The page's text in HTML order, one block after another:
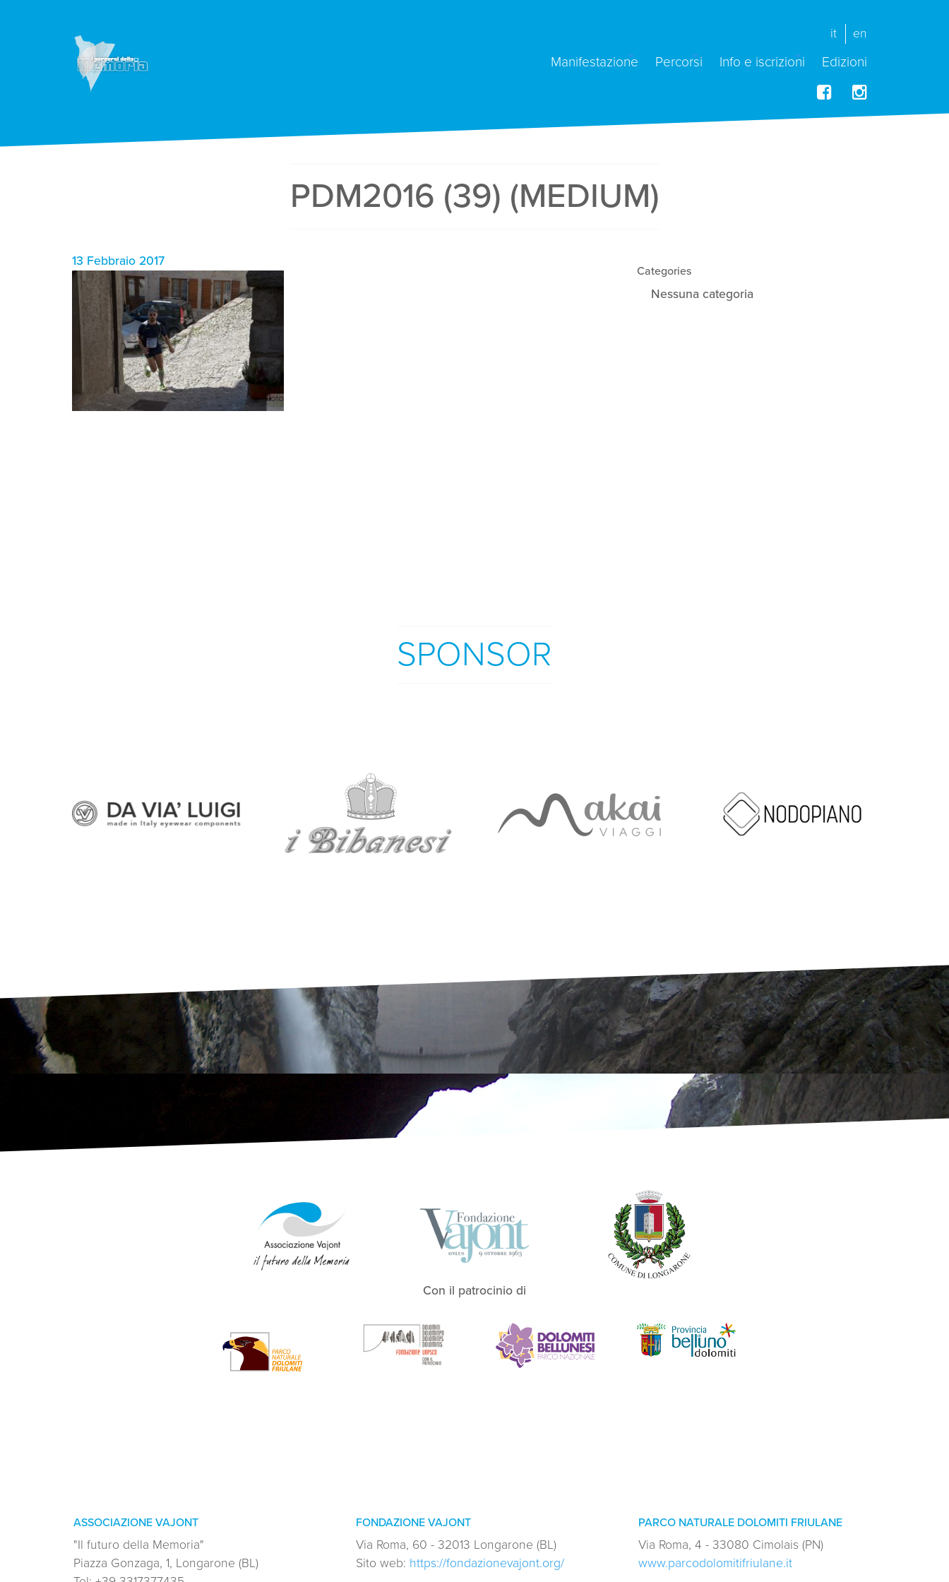
it en
Manifestazione Percorsi Info e iscrizioni Edizioni
PDM2016 (39) (MEDIUM)
13 Febbraio 2017
Categories
Nessuna categoria
SPONSOR
Con il patrocinio di
ASSOCIAZIONE VAJONT
"Il futuro della Memoria"
Piazza Gonzaga, 1, Longarone (BL)
FONDAZIONE VAJONT
Via Roma, 60 - 32013 Longarone (BL)
Sito web: https://fondazionevajont.org/
PARCO NATURALE DOLOMITI FRIULANE
Via Roma, 4 - 33080 Cimolais (PN)
www.parcodolomitifriulane.it